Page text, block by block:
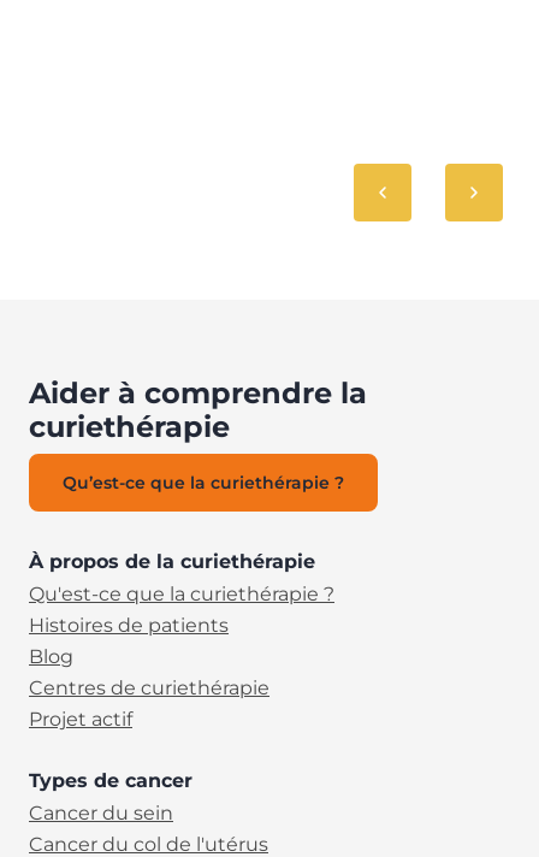
Aider à comprendre la
curiethérapie
Qu’est-ce que la curiethérapie ?
À propos de la curiethérapie
Qu'est-ce que la curiethérapie ?
Histoires de patients
Blog
Centres de curiethérapie
Projet actif
Types de cancer
Cancer du sein
Cancer du col de l'utérus